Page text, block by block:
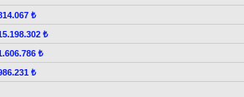
₺
₺
₺
₺